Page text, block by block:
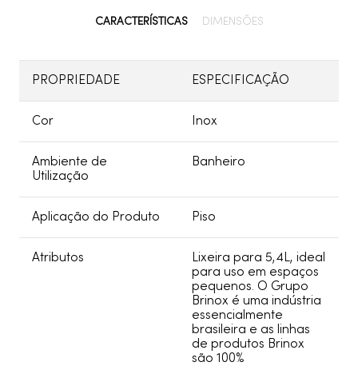
CARACTERÍSTICAS DIMENSÕES
PROPRIEDADE ESPECIFICAÇÃO
Cor Inox
Ambiente de
Utilização
Banheiro
Aplicação do Produto Piso
Atributos
Lixeira para 5,4L, ideal
para uso em espaços
pequenos. O Grupo
Brinox é uma indústria
essencialmente
brasileira e as linhas
de produtos Brinox
são 100%